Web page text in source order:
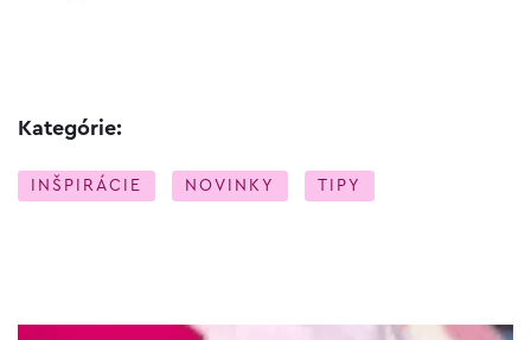
Kategórie:
INŠPIRÁCIE NOVINKY TIPY